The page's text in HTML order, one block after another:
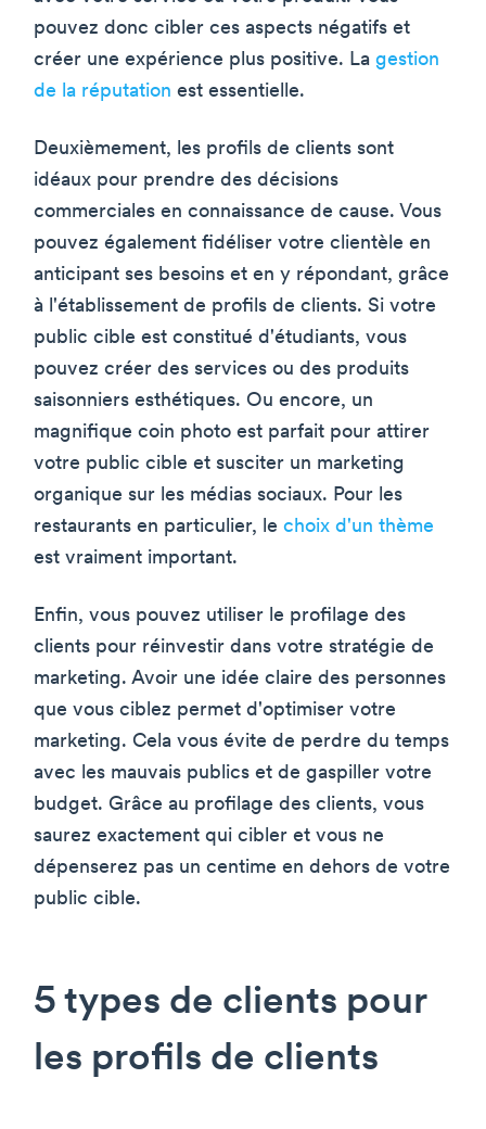
pouvez donc cibler ces aspects négatifs et
créer une expérience plus positive. La gestion
de la réputation est essentielle.
Deuxièmement, les profils de clients sont
idéaux pour prendre des décisions
commerciales en connaissance de cause. Vous
pouvez également fidéliser votre clientèle en
anticipant ses besoins et en y répondant, grâce
à l'établissement de profils de clients. Si votre
public cible est constitué d'étudiants, vous
pouvez créer des services ou des produits
saisonniers esthétiques. Ou encore, un
magnifique coin photo est parfait pour attirer
votre public cible et susciter un marketing
organique sur les médias sociaux. Pour les
restaurants en particulier, le choix d'un thème
est vraiment important.
Enfin, vous pouvez utiliser le profilage des
clients pour réinvestir dans votre stratégie de
marketing. Avoir une idée claire des personnes
que vous ciblez permet d'optimiser votre
marketing. Cela vous évite de perdre du temps
avec les mauvais publics et de gaspiller votre
budget. Grâce au profilage des clients, vous
saurez exactement qui cibler et vous ne
dépenserez pas un centime en dehors de votre
public cible.
5 types de clients pour
les profils de clients